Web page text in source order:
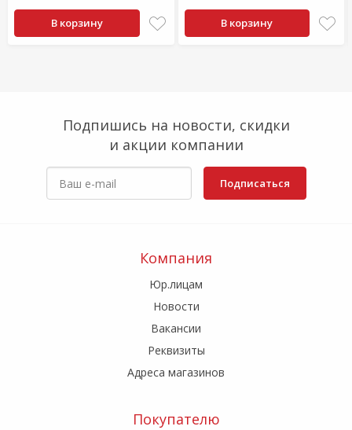
В корзину В корзину
Подпишись на новости, скидки
и акции компании
Подписаться
Компания
Юр.лицам
Новости
Вакансии
Реквизиты
Адреса магазинов
Покупателю